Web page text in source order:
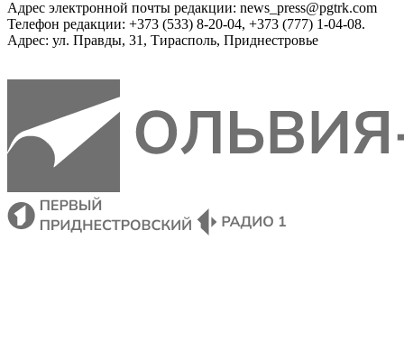
Адрес электронной почты редакции: news_press@pgtrk.com
Телефон редакции: +373 (533) 8-20-04, +373 (777) 1-04-08.
Адрес: ул. Правды, 31, Тирасполь, Приднестровье